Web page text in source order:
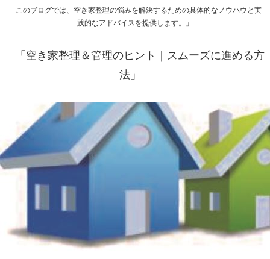
「このブログでは、空き家整理の悩みを解決するための具体的なノウハウと実
践的なアドバイスを提供します。」
「空き家整理＆管理のヒント｜スムーズに進める方
法」